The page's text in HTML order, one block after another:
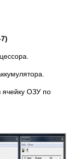
ячейку ОЗУ по